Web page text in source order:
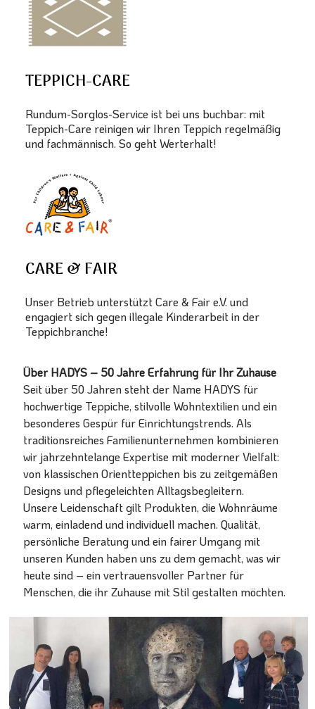
TEPPICH-CARE
Rundum-Sorglos-Service ist bei uns buchbar: mit
Teppich-Care reinigen wir Ihren Teppich regelmäßig
und fachmännisch. So geht Werterhalt!
CARE & FAIR
Unser Betrieb unterstützt Care & Fair e.V. und
engagiert sich gegen illegale Kinderarbeit in der
Teppichbranche!
Über HADYS – 50 Jahre Erfahrung für Ihr Zuhause
Seit über 50 Jahren steht der Name HADYS für
hochwertige Teppiche, stilvolle Wohntextilien und ein
besonderes Gespür für Einrichtungstrends. Als
traditionsreiches Familienunternehmen kombinieren
wir jahrzehntelange Expertise mit moderner Vielfalt:
von klassischen Orientteppichen bis zu zeitgemäßen
Designs und pflegeleichten Alltagsbegleitern.
Unsere Leidenschaft gilt Produkten, die Wohnräume
warm, einladend und individuell machen. Qualität,
persönliche Beratung und ein fairer Umgang mit
unseren Kunden haben uns zu dem gemacht, was wir
heute sind – ein vertrauensvoller Partner für
Menschen, die ihr Zuhause mit Stil gestalten möchten.